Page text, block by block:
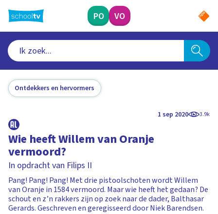
naar
hoofdinhoud
PO VO
Ontdekkers en hervormers
1 sep 2020 3.9k
Wie heeft Willem van Oranje
vermoord?
In opdracht van Filips II
Pang! Pang! Pang! Met drie pistoolschoten wordt Willem
van Oranje in 1584 vermoord. Maar wie heeft het gedaan? De
schout en z’n rakkers zijn op zoek naar de dader, Balthasar
Gerards. Geschreven en geregisseerd door Niek Barendsen.